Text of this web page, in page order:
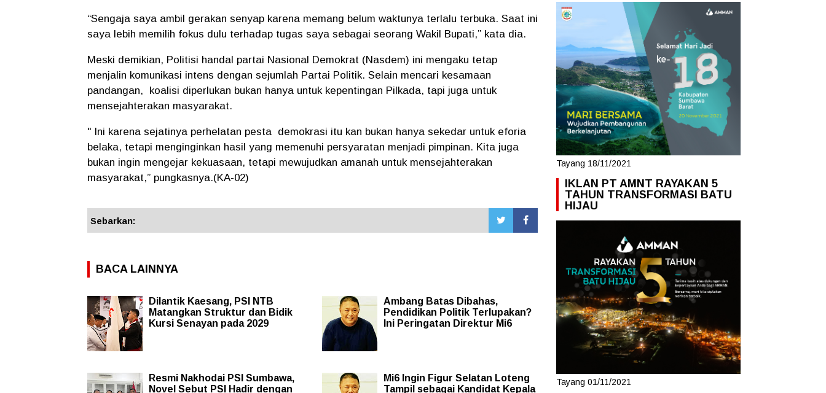
“Sengaja saya ambil gerakan senyap karena memang belum waktunya terlalu terbuka. Saat ini
saya lebih memilih fokus dulu terhadap tugas saya sebagai seorang Wakil Bupati,” kata dia.
Meski demikian, Politisi handal partai Nasional Demokrat (Nasdem) ini mengaku tetap
menjalin komunikasi intens dengan sejumlah Partai Politik. Selain mencari kesamaan
pandangan, koalisi diperlukan bukan hanya untuk kepentingan Pilkada, tapi juga untuk
mensejahterakan masyarakat.
" Ini karena sejatinya perhelatan pesta demokrasi itu kan bukan hanya sekedar untuk eforia
belaka, tetapi menginginkan hasil yang memenuhi persyaratan menjadi pimpinan. Kita juga
bukan ingin mengejar kekuasaan, tetapi mewujudkan amanah untuk mensejahterakan
masyarakat,” pungkasnya.(KA-02)
Sebarkan:
BACA LAINNYA
Dilantik Kaesang, PSI NTB
Matangkan Struktur dan Bidik
Kursi Senayan pada 2029
Ambang Batas Dibahas,
Pendidikan Politik Terlupakan?
Ini Peringatan Direktur Mi6
Resmi Nakhodai PSI Sumbawa,
Novel Sebut PSI Hadir dengan
Mi6 Ingin Figur Selatan Loteng
Tampil sebagai Kandidat Kepala
Tayang 18/11/2021
IKLAN PT AMNT RAYAKAN 5
TAHUN TRANSFORMASI BATU
HIJAU
Tayang 01/11/2021